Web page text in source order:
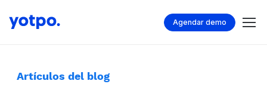
Agendar demo
Artículos del blog